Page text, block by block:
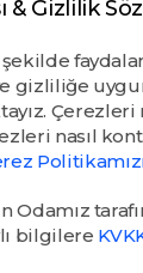
& Gizlilik
gizliliğe
Çerezleri
nasıl
Odamız
bilgilere